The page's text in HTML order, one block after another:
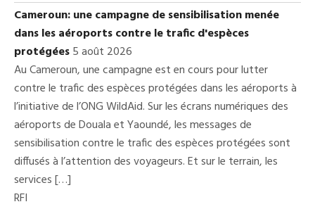
Cameroun: une campagne de sensibilisation menée
dans les aéroports contre le trafic d'espèces
protégées5 août 2026
Au Cameroun, une campagne est en cours pour lutter
contre le trafic des espèces protégées dans les aéroports à
l’initiative de l’ONG WildAid. Sur les écrans numériques des
aéroports de Douala et Yaoundé, les messages de
sensibilisation contre le trafic des espèces protégées sont
diffusés à l’attention des voyageurs. Et sur le terrain, les
services […]
RFI